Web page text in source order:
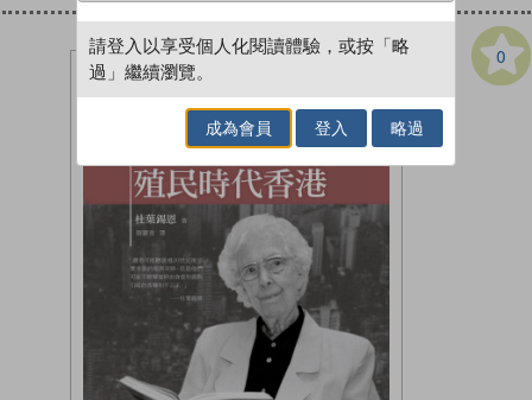
0
請登入以享受個人化閱讀體驗，或按「略
過」繼續瀏覽。
成為會員 登入 略過